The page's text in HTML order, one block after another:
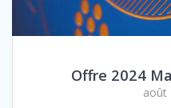
Offre 2024
août